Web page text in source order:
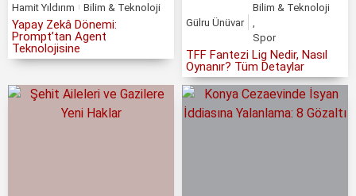
Hamit Yıldırım Bilim & Teknoloji
Yapay Zekâ Dönemi:
Prompt’tan Agent
Teknolojisine
Gülru Ünüvar
Bilim & Teknoloji
Spor
TFF Fantezi Lig Nedir, Nasıl
Oynanır? Tüm Detaylar